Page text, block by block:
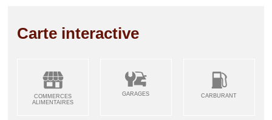
Carte interactive
COMMERCES
ALIMENTAIRES
GARAGES CARBURANT